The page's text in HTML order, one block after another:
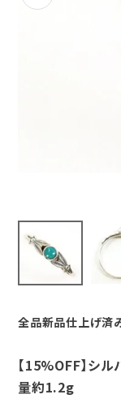
Previous
全品新品仕上げ済
【15%OFF】シ
量約1.2g